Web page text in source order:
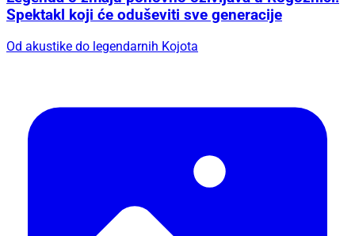
Spektakl koji će oduševiti sve generacije
Od akustike do legendarnih Kojota